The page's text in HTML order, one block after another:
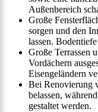
Außenbereich
Große
sorgen und den
lassen.
Große Terrassen
Vordächern
Eisengeländern
Bei Renovierung
belassen,
gestaltet werden.